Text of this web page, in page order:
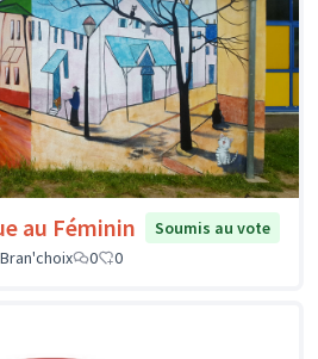
au Féminin
Soumis au vote
0 0